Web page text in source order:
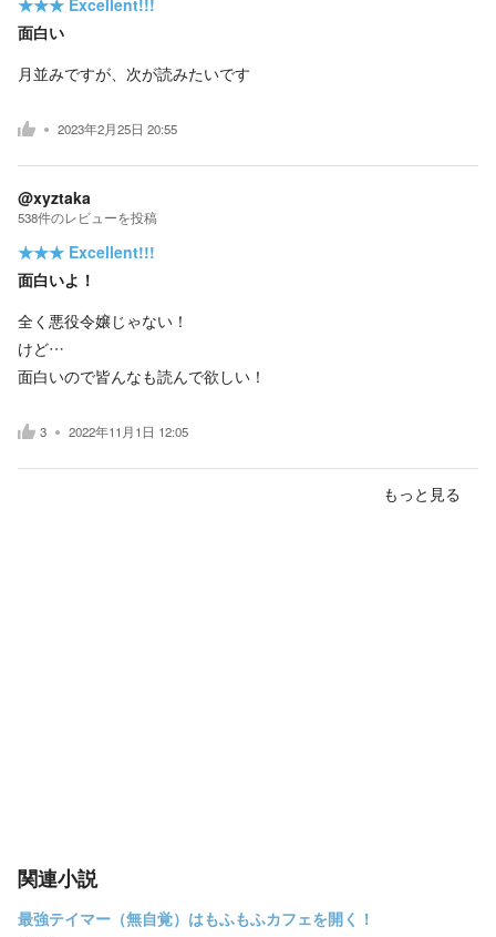
面白い
月並みですが、次が読みたいです
2023年2月25日 20:55
@xyztaka
538件のレビューを投稿
★★★ Excellent!!!
面白いよ！
全く悪役令嬢じゃない！
けど…
面白いので皆んなも読んで欲しい！
3 2022年11月1日 12:05
もっと見る
関連小説
最強テイマー（無自覚）はもふもふカフェを開く！